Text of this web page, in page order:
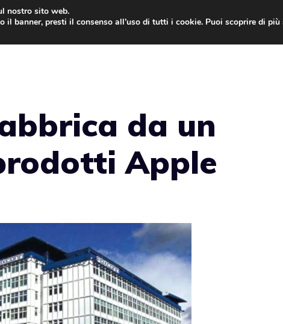
da un
Apple
nostro sito web.
il banner, presti il consenso all’uso di tutti i cookie. Puoi scoprire di